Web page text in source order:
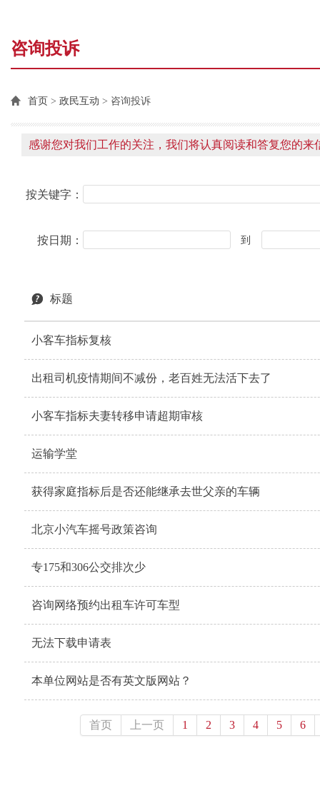
咨询投诉
首页 > 政民互动 > 咨询投诉
感谢您对我们工作的关注，我们将认真阅读和答复您的来
按关键字：
按日期： 到
标题
小客车指标复核
出租司机疫情期间不减份，老百姓无法活下去了
小客车指标夫妻转移申请超期审核
运输学堂
获得家庭指标后是否还能继承去世父亲的车辆
北京小汽车摇号政策咨询
专175和306公交排次少
咨询网络预约出租车许可车型
无法下载申请表
本单位网站是否有英文版网站？
首页 上一页 1 2 3 4 5 6